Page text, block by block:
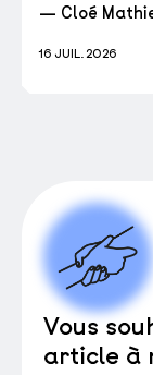
— Cloé
16 JUIL. 2026
Vous
article à